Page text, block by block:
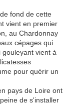
fond de cette
vient en premier
au Chardonnay
cépages qui
vient à
pour quérir un
pays de Loire ont
de s'installer